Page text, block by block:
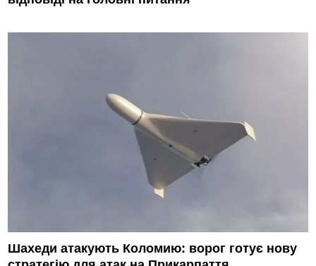
Шахеди атакують Коломию: ворог готує нову